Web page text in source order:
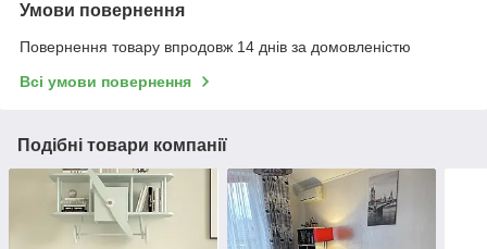
Умови повернення
Повернення товару впродовж 14 днів за домовленістю
Всі умови повернення
Подібні товари компанії